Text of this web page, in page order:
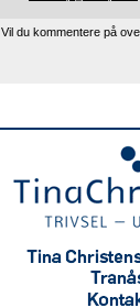
Vil du kommentere på